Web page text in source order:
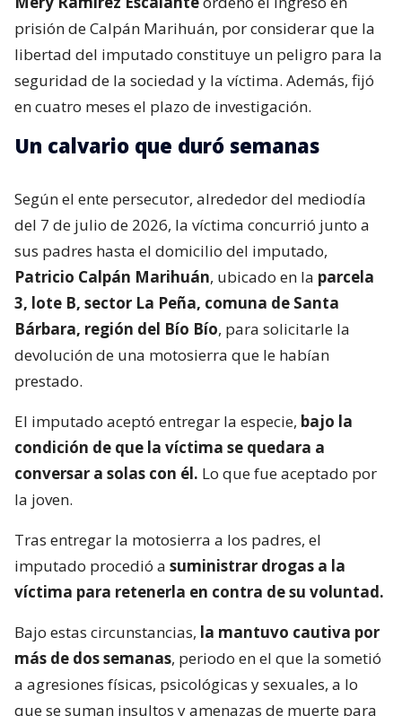
prisión de Calpán Marihuán, por considerar que la
libertad del imputado constituye un peligro para la
seguridad de la sociedad y la víctima. Además, fijó
en cuatro meses el plazo de investigación.
Un calvario que duró semanas
Según el ente persecutor, alrededor del mediodía
del 7 de julio de 2026, la víctima concurrió junto a
sus padres hasta el domicilio del imputado,
Patricio Calpán Marihuán, ubicado en la parcela
3, lote B, sector La Peña, comuna de Santa
Bárbara, región del Bío Bío, para solicitarle la
devolución de una motosierra que le habían
prestado.
El imputado aceptó entregar la especie, bajo la
condición de que la víctima se quedara a
conversar a solas con él. Lo que fue aceptado por
la joven.
Tras entregar la motosierra a los padres, el
imputado procedió a suministrar drogas a la
víctima para retenerla en contra de su voluntad.
Bajo estas circunstancias, la mantuvo cautiva por
más de dos semanas, periodo en el que la sometió
a agresiones físicas, psicológicas y sexuales, a lo
que se suman insultos y amenazas de muerte para